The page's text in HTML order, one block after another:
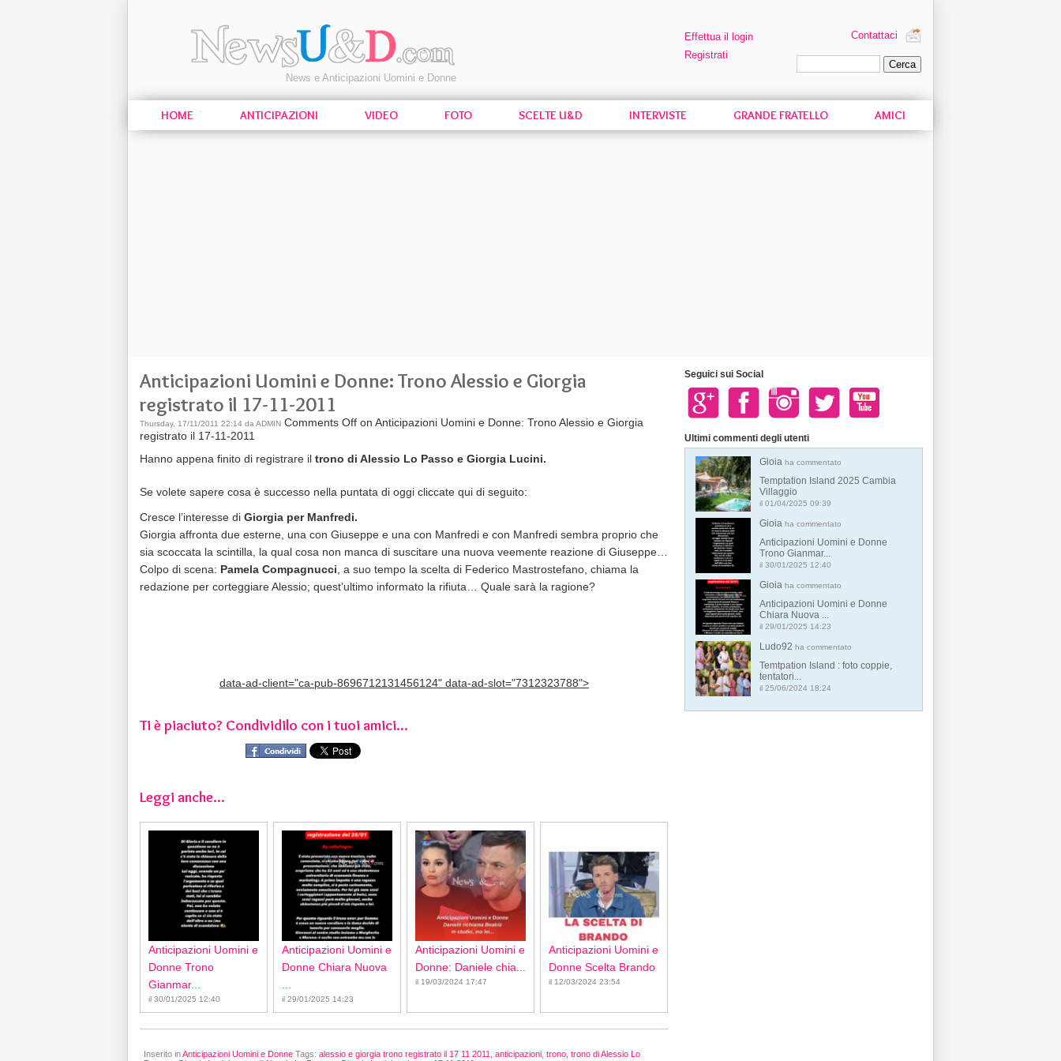
News e Anticipazioni Uomini e Donne
Effettua il login
Registrati
Contattaci
HOME ANTICIPAZIONI VIDEO FOTO SCELTE U&D INTERVISTE GRANDE FRATELLO AMICI
Anticipazioni Uomini e Donne: Trono Alessio e Giorgia
registrato il 17-11-2011
Thursday, 17/11/2011 22:14 da ADMIN Comments Off on Anticipazioni Uomini e Donne: Trono Alessio e Giorgia
registrato il 17-11-2011
Hanno appena finito di registrare il trono di Alessio Lo Passo e Giorgia Lucini.
Se volete sapere cosa è successo nella puntata di oggi cliccate qui di seguito:
Cresce l’interesse di Giorgia per Manfredi.
Giorgia affronta due esterne, una con Giuseppe e una con Manfredi e con Manfredi sembra proprio che
sia scoccata la scintilla, la qual cosa non manca di suscitare una nuova veemente reazione di Giuseppe…
Colpo di scena: Pamela Compagnucci , a suo tempo la scelta di Federico Mastrostefano, chiama la
redazione per corteggiare Alessio; quest’ultimo informato la rifiuta… Quale sarà la ragione?
data-ad-client="ca-pub-8696712131456124" data-ad-slot="7312323788">
Ti è piaciuto? Condividilo con i tuoi amici...
Leggi anche...
Anticipazioni Uomini e
Donne Trono
Gianmar...
il 30/01/2025 12:40
Anticipazioni Uomini e
Donne Chiara Nuova
il 29/01/2025 14:23
Anticipazioni Uomini e
Donne: Daniele chia...
il 19/03/2024 17:47
Anticipazioni Uomini e
Donne Scelta Brando
il 12/03/2024 23:54
Inserito inAnticipazioni Uomini e Donne Tags: alessio e giorgia trono registrato il 17 11 2011 anticipazioni trono trono di Alessio Lo
Seguici sui Social
Ultimi commenti degli utenti
Gioia ha commentato
Temptation Island 2025 Cambia
Villaggio
il 01/04/2025 09:39
Gioia ha commentato
Anticipazioni Uomini e Donne
Trono Gianmar...
il 30/01/2025 12:40
Gioia ha commentato
Anticipazioni Uomini e Donne
Chiara Nuova ...
il 29/01/2025 14:23
Ludo92 ha commentato
Temtpation Island : foto coppie,
tentatori...
il 25/06/2024 18:24